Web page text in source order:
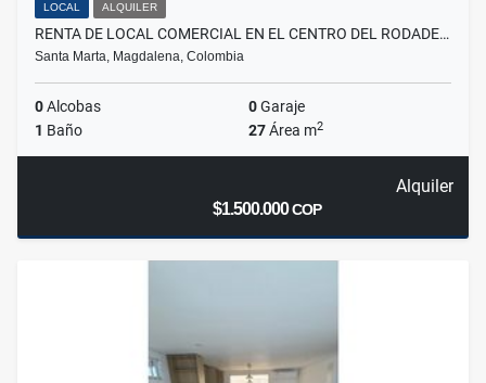
LOCAL ALQUILER
RENTA DE LOCAL COMERCIAL EN EL CENTRO DEL RODADE…
Santa Marta, Magdalena, Colombia
0Alcobas 0Garaje
1 Baño 27Área m2
Alquiler
$1.500.000COP